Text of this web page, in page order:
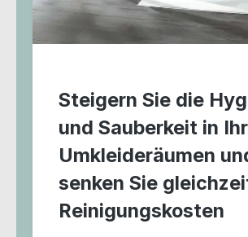
Steigern Sie die
und Sauberkeit in
Umkleideräumen
senken Sie
Reinigungskosten